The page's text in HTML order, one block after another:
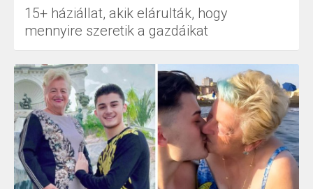
15+ háziállat, akik elárulták, hogy
mennyire szeretik a gazdáikat